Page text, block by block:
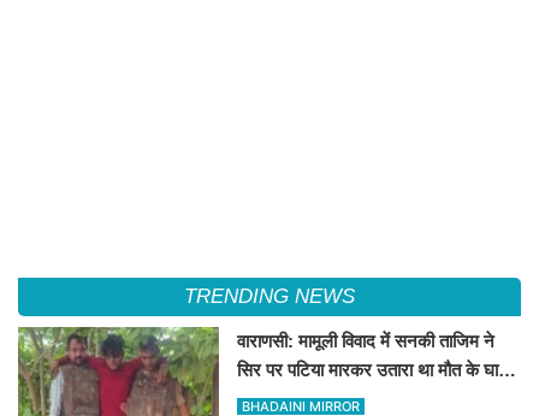
TRENDING NEWS
वाराणसी: मामूली विवाद में सनकी ताजिम ने
सिर पर पटिया मारकर उतारा था मौत के घाट,
पत्नी रहती है मायके, जानें पूरा घटनाक्रम
BHADAINI MIRROR